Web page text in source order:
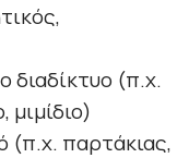
διαδίκτυο (π.χ.
μιμίδιο)
(π.χ. παρτάκιας,